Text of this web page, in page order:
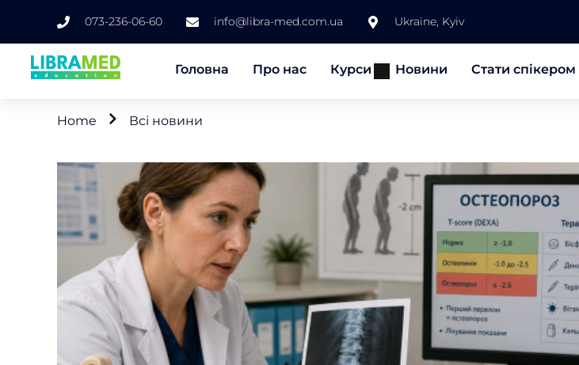
073-236-06-60 info@libra-med.com.ua Ukraine, Kyiv
Головна Про нас Курси Новини Стати спікером
Home Всі новини